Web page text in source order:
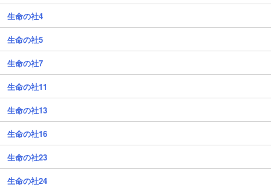
生命の社4
生命の社5
生命の社7
生命の社11
生命の社13
生命の社16
生命の社23
生命の社24